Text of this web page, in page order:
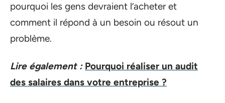
pourquoi les gens devraient l’acheter et
comment il répond à un besoin ou résout un
problème.
Lire également : Pourquoi réaliser un audit
des salaires dans votre entreprise ?